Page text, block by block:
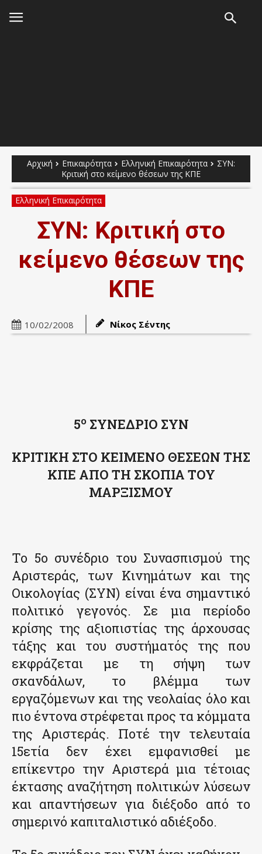
Αρχική Επικαιρότητα Ελληνική Επικαιρότητα
ΣΥΝ:
Κριτική στο κείμενο θέσεων της ΚΠΕ
Ελληνική Επικαιρότητα
ΣΥΝ: Κριτική στο
κείμενο θέσεων της
ΚΠΕ
10/02/2008 Νίκος Σέντης
5oΣΥΝΕΔΡΙΟ ΣΥΝ
ΚΡΙΤΙΚΗ ΣΤΟ ΚΕΙΜΕΝΟ ΘΕΣΕΩΝ ΤΗΣ
ΚΠΕ ΑΠΟ ΤΗ ΣΚΟΠΙΑ ΤΟΥ
ΜΑΡΞΙΣΜΟΥ
Το 5ο συνέδριο του Συνασπισμού της
Αριστεράς, των Κινημάτων και της
Οικολογίας (ΣΥΝ) είναι ένα σημαντικό
πολιτικό γεγονός. Σε μια περίοδο
κρίσης της αξιοπιστίας της άρχουσας
τάξης και του συστήματός της που
εκφράζεται με τη σήψη των
σκανδάλων, το βλέμμα των
εργαζόμενων και της νεολαίας όλο και
πιο έντονα στρέφεται προς τα κόμματα
της Αριστεράς. Ποτέ την τελευταία
15ετία δεν έχει εμφανισθεί με
επίκεντρο την Αριστερά μια τέτοιας
έκτασης αναζήτηση πολιτικών λύσεων
και απαντήσεων για διέξοδο από το
σημερινό καπιταλιστικό αδιέξοδο.